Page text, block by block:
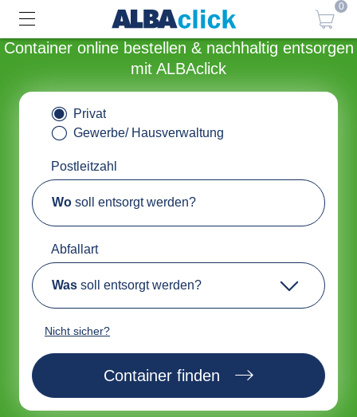
0
Container online bestellen & nachhaltig entsorgen
mit ALBAclick
Privat
Gewerbe/ Hausverwaltung
Postleitzahl
Wo soll entsorgt werden?
Abfallart
Was soll entsorgt werden?
Nicht sicher?
Container finden